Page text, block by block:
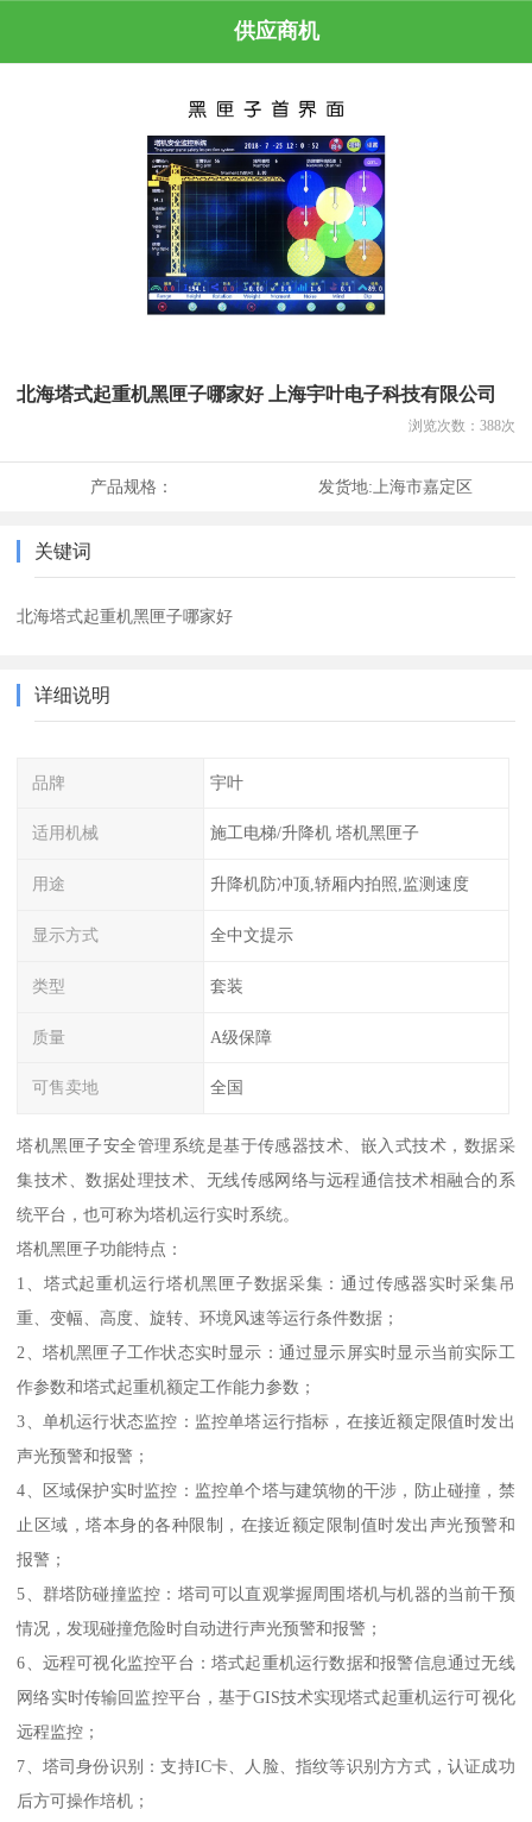
供应商机
北海塔式起重机黑匣子哪家好 上海宇叶电子科技有限公司
浏览次数： 388次
产品规格： 发货地:上海市嘉定区
关键词
北海塔式起重机黑匣子哪家好
详细说明
品牌 宇叶
适用机械 施工电梯/升降机 塔机黑匣子
用途 升降机防冲顶,轿厢内拍照,监测速度
显示方式 全中文提示
类型 套装
质量 A级保障
可售卖地 全国
塔机黑匣子安全管理系统是基于传感器技术、嵌入式技术，数据采
集技术、数据处理技术、无线传感网络与远程通信技术相融合的系
统平台，也可称为塔机运行实时系统。
塔机黑匣子功能特点：
1、塔式起重机运行塔机黑匣子数据采集：通过传感器实时采集吊
重、变幅、高度、旋转、环境风速等运行条件数据；
2、塔机黑匣子工作状态实时显示：通过显示屏实时显示当前实际工
作参数和塔式起重机额定工作能力参数；
3、单机运行状态监控：监控单塔运行指标，在接近额定限值时发出
声光预警和报警；
4、区域保护实时监控：监控单个塔与建筑物的干涉，防止碰撞，禁
止区域，塔本身的各种限制，在接近额定限制值时发出声光预警和
报警；
5、群塔防碰撞监控：塔司可以直观掌握周围塔机与机器的当前干预
情况，发现碰撞危险时自动进行声光预警和报警；
6、远程可视化监控平台：塔式起重机运行数据和报警信息通过无线
网络实时传输回监控平台，基于GIS技术实现塔式起重机运行可视化
远程监控；
7、塔司身份识别：支持IC卡、人脸、指纹等识别方方式，认证成功
后方可操作培机；